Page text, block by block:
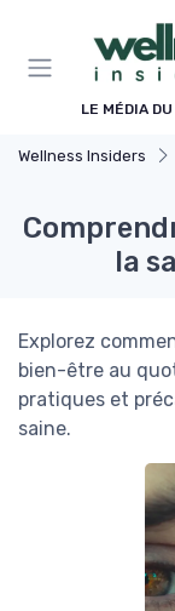
LE MÉDIA
Wellness Insiders
la
Explorez
bien-être au
pratiques et
saine.